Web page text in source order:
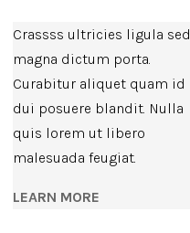
Crassss ultricies ligula sed
magna dictum porta.
Curabitur aliquet quam id
dui posuere blandit. Nulla
quis lorem ut libero
malesuada feugiat.
LEARN MORE